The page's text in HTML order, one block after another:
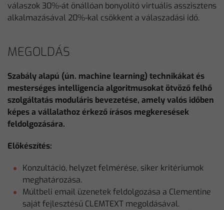
válaszok 30%-át önállóan bonyolító virtuális asszisztens
alkalmazásával 20%-kal csökkent a válaszadási idő.
MEGOLDÁS
Szabály alapú (ún. machine learning) technikákat és
mesterséges intelligencia algoritmusokat ötvöző felhő
szolgáltatás moduláris bevezetése, amely valós időben
képes a vállalathoz érkező írásos megkeresések
feldolgozására.
Előkészítés:
Konzultáció, helyzet felmérése, siker kritériumok
meghatározása.
Múltbeli email üzenetek feldolgozása a Clementine
saját fejlesztésű CLEMTEXT megoldásával.